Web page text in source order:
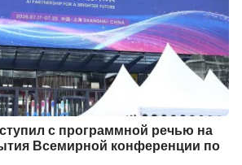
с программной речью на
Всемирной конференции по